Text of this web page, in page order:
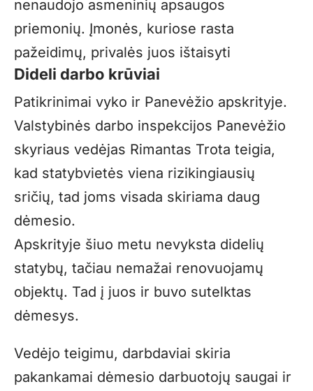
nenaudojo asmeninių apsaugos
priemonių. Įmonės, kuriose rasta
pažeidimų, privalės juos ištaisyti
Dideli darbo krūviai
Patikrinimai vyko ir Panevėžio apskrityje.
Valstybinės darbo inspekcijos Panevėžio
skyriaus vedėjas Rimantas Trota teigia,
kad statybvietės viena rizikingiausių
sričių, tad joms visada skiriama daug
dėmesio.
Apskrityje šiuo metu nevyksta didelių
statybų, tačiau nemažai renovuojamų
objektų. Tad į juos ir buvo sutelktas
dėmesys.
Vedėjo teigimu, darbdaviai skiria
pakankamai dėmesio darbuotojų saugai ir